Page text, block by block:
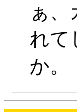
ぁ
れて
か。